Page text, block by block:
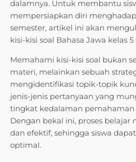
dalamnya. Untuk membantu
mempersiapkan diri
semester, artikel ini akan
kisi-kisi soal Bahasa Jawa kelas 5
Memahami kisi-kisi soal bukan
materi, melainkan sebuah
mengidentifikasi topik-topik
jenis-jenis pertanyaan yang
tingkat kedalaman pemahaman
Dengan bekal ini, proses belajar
dan efektif, sehingga siswa
optimal.